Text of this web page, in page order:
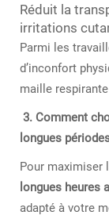
Réduit la
irritations
Parmi les
d’inconfort
maille
3. Comment
longues
Pour maximiser
longues heures
adapté à votre